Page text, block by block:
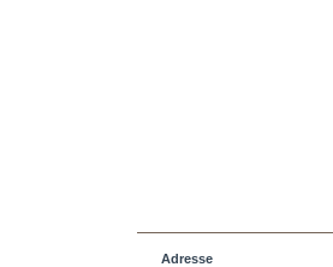
Adresse